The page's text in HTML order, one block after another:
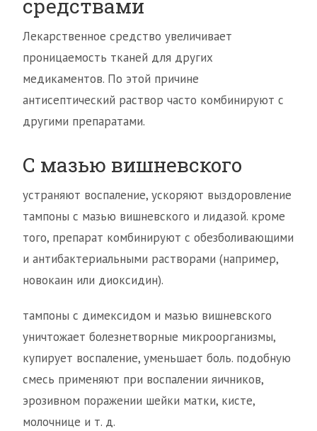
средствами
Лекарственное средство увеличивает
проницаемость тканей для других
медикаментов. По этой причине
антисептический раствор часто комбинируют с
другими препаратами.
С мазью вишневского
устраняют воспаление, ускоряют выздоровление
тампоны с мазью вишневского и лидазой. кроме
того, препарат комбинируют с обезболивающими
и антибактериальными растворами (например,
новокаин или диоксидин).
тампоны с димексидом и мазью вишневского
уничтожает болезнетворные микроорганизмы,
купирует воспаление, уменьшает боль. подобную
смесь применяют при воспалении яичников,
эрозивном поражении шейки матки, кисте,
молочнице и т. д.